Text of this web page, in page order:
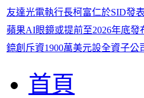
友達光電執行長柯富仁於SID發
蘋果AI眼鏡或提前至2026年底發
錼創斥資1900萬美元設全資子
首頁